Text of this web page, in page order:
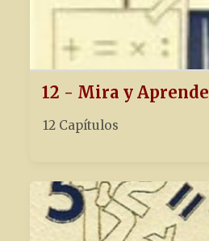
12 - Mira y Aprende
12 Capítulos